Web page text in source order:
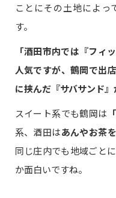
ことにその土地によっ
す。
「酒田市内では『フィ
人気ですが、鶴岡で出
に挟んだ『サバサンド』
スイート系でも鶴岡は
系、酒田はあんやお茶
同じ庄内でも地域ごと
か面白いですね。